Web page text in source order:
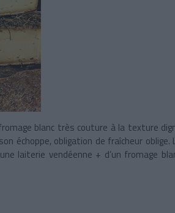
blanc très couture à la texture
échoppe, obligation de fraîcheur oblige.
laiterie vendéenne + d’un fromage